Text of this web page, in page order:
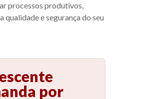
processos produtivos,
qualidade e segurança do seu
por